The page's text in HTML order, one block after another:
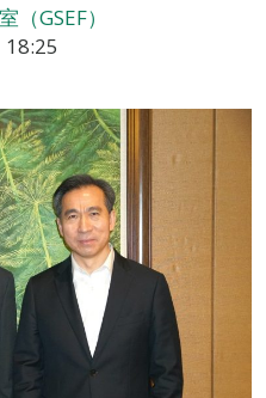
GSEF）